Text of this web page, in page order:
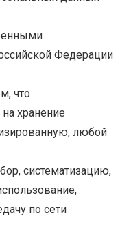
Федерации
что
хранение
любой
систематизацию,
по сети